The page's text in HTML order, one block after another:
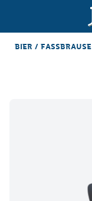
BIER / FASSBRAUSE